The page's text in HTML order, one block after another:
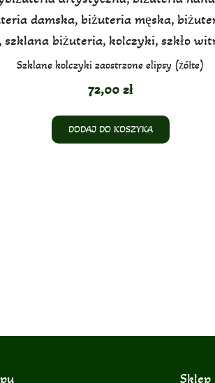
Szklane kolczyki zaostrzone elipsy (żółte)
72,00 zł
DODAJ DO KOSZYKA
Sklep